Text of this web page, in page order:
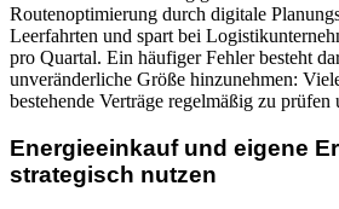
Routenoptimierung durch digitale
Leerfahrten und spart bei
pro Quartal. Ein häufiger Fehler besteht
unveränderliche Größe hinzunehmen:
bestehende Verträge regelmäßig zu prüfen
Energieeinkauf und eigene
strategisch nutzen